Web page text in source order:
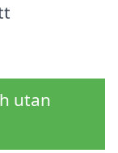
utan